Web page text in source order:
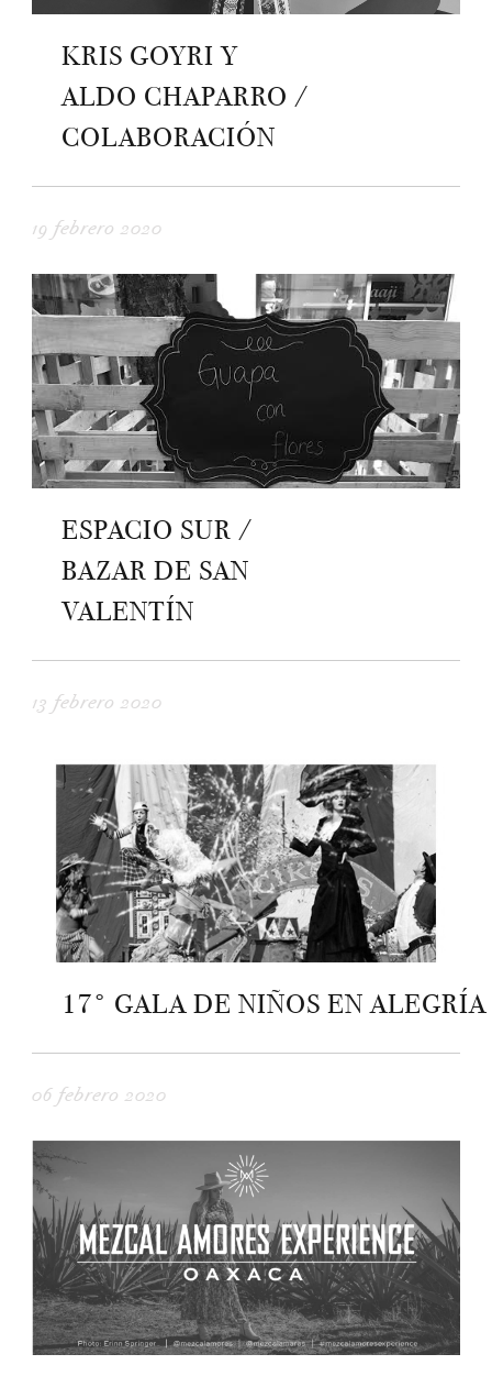
KRIS GOYRI Y
ALDO CHAPARRO /
COLABORACIÓN
19 febrero 2020
ESPACIO SUR /
BAZAR DE SAN
VALENTÍN
13 febrero 2020
17° GALA DE NIÑOS EN ALEGRÍA
06 febrero 2020